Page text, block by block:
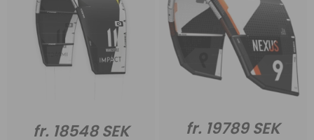
fr. 18548 SEK fr. 19789 SEK